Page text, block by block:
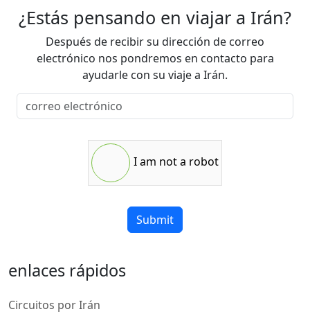
¿Estás pensando en viajar a Irán?
Después de recibir su dirección de correo
electrónico nos pondremos en contacto para
ayudarle con su viaje a Irán.
I am not a robot
Submit
enlaces rápidos
Circuitos por Irán